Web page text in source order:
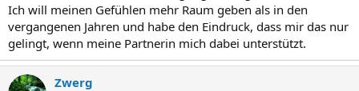
Ich will meinen Gefühlen mehr Raum geben als in den
vergangenen Jahren und habe den Eindruck, dass mir das nur
gelingt, wenn meine Partnerin mich dabei unterstützt.
Zwerg